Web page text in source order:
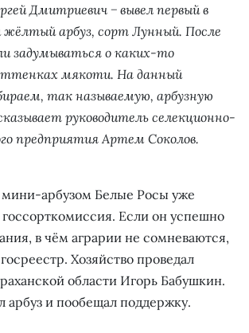
Дмитриевич − вывел первый в
жёлтый арбуз, сорт Лунный. После
задумываться о каких-то
мякоти. На данный
так называемую, арбузную
руководитель селекционно-
предприятия Артем Соколов.
арбузом Белые Росы уже
Если он успешно
в чём аграрии не сомневаются,
Хозяйство проведал
области Игорь Бабушкин.
арбуз и пообещал поддержку.